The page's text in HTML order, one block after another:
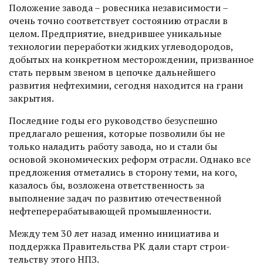
Положение завода – ровесника независимости –
очень точно соответствует состоянию отрасли в
целом. Предприятие, внедрившее уникальные
технологии переработки жидких углеводородов,
добытых на конкретном месторождении, приз­ванное
стать первым звеном в цепочке дальнейшего
развития нефтехимии, сегодня находится на грани
закрытия.
Последние годы его руководство безуспешно
предлагало решения, которые позволили бы не
только наладить работу завода, но и стали бы
основой экономических реформ отрас­ли. Однако все
предложения отметались в сторону теми, на кого,
казалось бы, возложена ответственность за
выполнение задач по развитию отечественной
нефтеперерабатывающей промышленности.
Между тем 30 лет назад именно инициатива и
поддержка Правительства РК дали старт строи­
тельству этого НПЗ.